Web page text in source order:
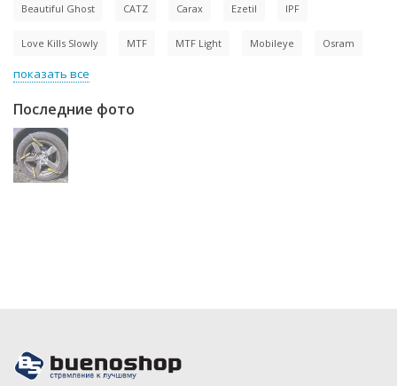
Beautiful Ghost CATZ Carax Ezetil IPF
Love Kills Slowly MTF MTF Light Mobileye Osram
показать все
Последние фото